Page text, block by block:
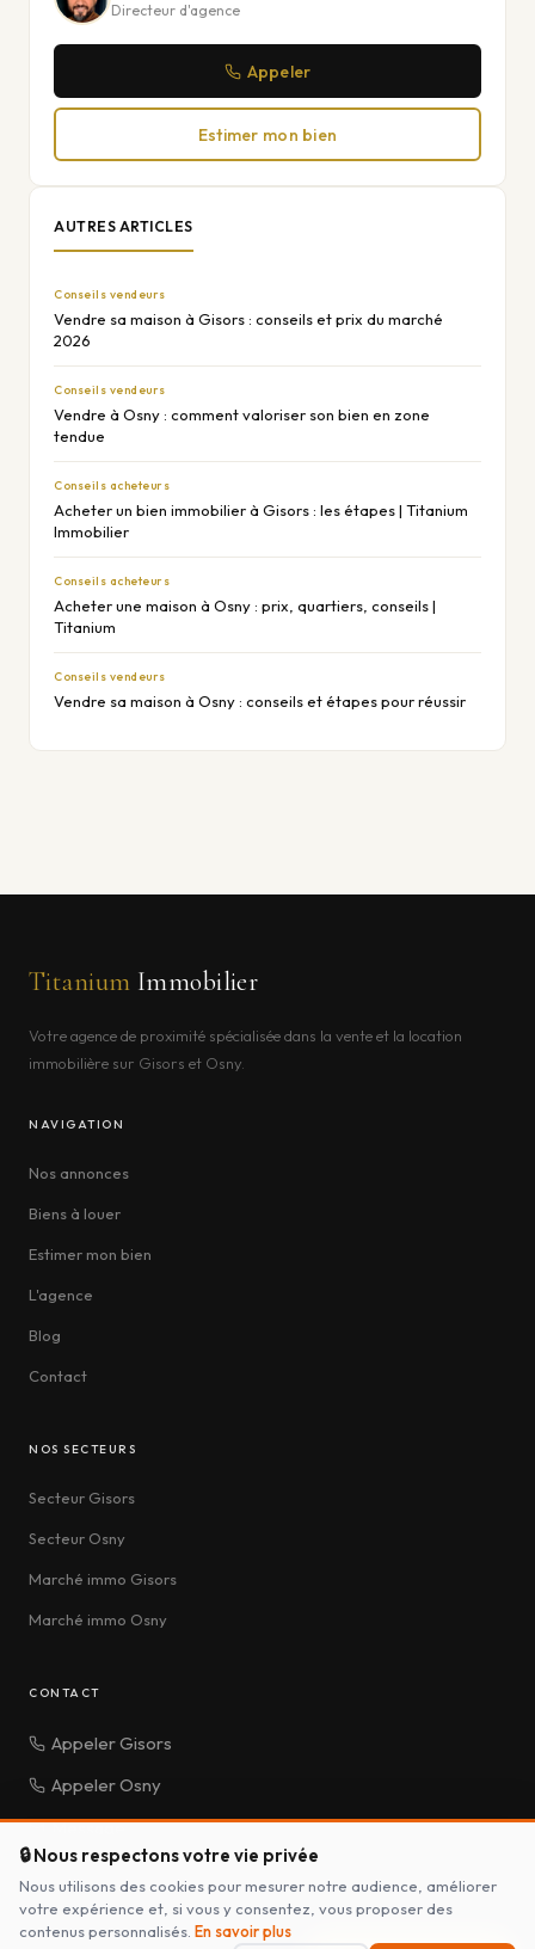
Directeur d'agence
Appeler
Estimer mon bien
AUTRES ARTICLES
Conseils vendeurs
Vendre sa maison à Gisors : conseils et prix du marché
2026
Conseils vendeurs
Vendre à Osny : comment valoriser son bien en zone
tendue
Conseils acheteurs
Acheter un bien immobilier à Gisors : les étapes | Titanium
Immobilier
Conseils acheteurs
Acheter une maison à Osny : prix, quartiers, conseils |
Titanium
Conseils vendeurs
Vendre sa maison à Osny : conseils et étapes pour réussir
Titanium Immobilier
Votre agence de proximité spécialisée dans la vente et la location
immobilière sur Gisors et Osny.
NAVIGATION
Nos annonces
Biens à louer
Estimer mon bien
L'agence
Blog
Contact
NOS SECTEURS
Secteur Gisors
Secteur Osny
Marché immo Gisors
Marché immo Osny
CONTACT
Appeler Gisors
Appeler Osny
Message
© 2026 Titanium Immobilier — Barème des Mentions Politique de
🔒 Nous respectons votre vie privée
Nous utilisons des cookies pour mesurer notre audience, améliorer
votre expérience et, si vous y consentez, vous proposer des
contenus personnalisés. En savoir plus